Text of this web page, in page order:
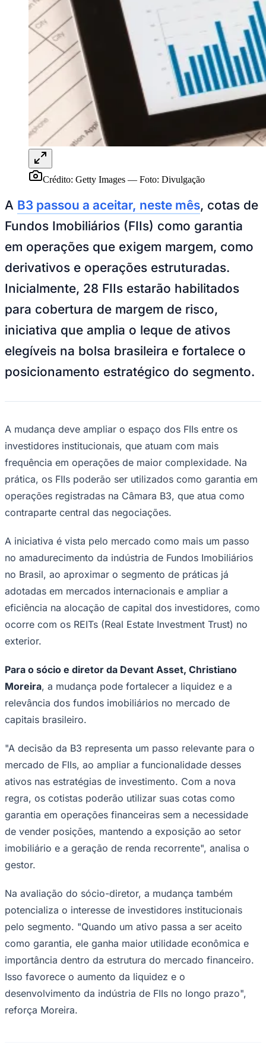
NBA
NFL
Fórmula 1
UFC
Tênis (ATP)
MLB
NHL
Atletismo
NBB
Competições de Futebol
Brasileirão Série A
Brasileirão Série B
Paulistão
Copa do Brasil
Sul-Americana
Copa América
Champions League
La Liga
Mundial 2026
Times - Ir direto
Palmeiras
Crédito: Getty Images — Foto: Divulgação
A B3 passou a aceitar, neste mês, cotas de
Fundos Imobiliários (FIIs) como garantia
em operações que exigem margem, como
derivativos e operações estruturadas.
Inicialmente, 28 FIIs estarão habilitados
para cobertura de margem de risco,
iniciativa que amplia o leque de ativos
elegíveis na bolsa brasileira e fortalece o
posicionamento estratégico do segmento.
A mudança deve ampliar o espaço dos FIIs entre os
investidores institucionais, que atuam com mais
frequência em operações de maior complexidade. Na
prática, os FIIs poderão ser utilizados como garantia em
operações registradas na Câmara B3, que atua como
contraparte central das negociações.
A iniciativa é vista pelo mercado como mais um passo
no amadurecimento da indústria de Fundos Imobiliários
no Brasil, ao aproximar o segmento de práticas já
adotadas em mercados internacionais e ampliar a
eficiência na alocação de capital dos investidores, como
ocorre com os REITs (Real Estate Investment Trust) no
exterior.
Para o sócio e diretor da Devant Asset, Christiano
Moreira, a mudança pode fortalecer a liquidez e a
relevância dos fundos imobiliários no mercado de
capitais brasileiro.
"A decisão da B3 representa um passo relevante para o
mercado de FIIs, ao ampliar a funcionalidade desses
ativos nas estratégias de investimento. Com a nova
regra, os cotistas poderão utilizar suas cotas como
garantia em operações financeiras sem a necessidade
de vender posições, mantendo a exposição ao setor
imobiliário e a geração de renda recorrente", analisa o
gestor.
Na avaliação do sócio-diretor, a mudança também
potencializa o interesse de investidores institucionais
pelo segmento. "Quando um ativo passa a ser aceito
como garantia, ele ganha maior utilidade econômica e
importância dentro da estrutura do mercado financeiro.
Isso favorece o aumento da liquidez e o
desenvolvimento da indústria de FIIs no longo prazo",
reforça Moreira.